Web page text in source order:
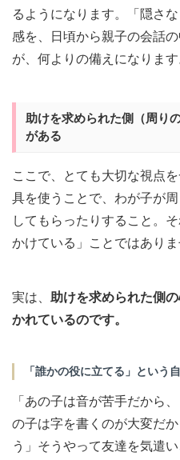
るようになります。「隠さ
感を、日頃から親子の会話
が、何よりの備えになります
助けを求められた側（周り
がある
ここで、とても大切な視点
具を使うことで、わが子が
してもらったりすること。
かけている」ことではありま
実は、 助けを求められた側
かれているのです。
「誰かの役に立てる」という
「あの子は音が苦手だから
の子は字を書くのが大変だ
う」そうやって友達を気遣